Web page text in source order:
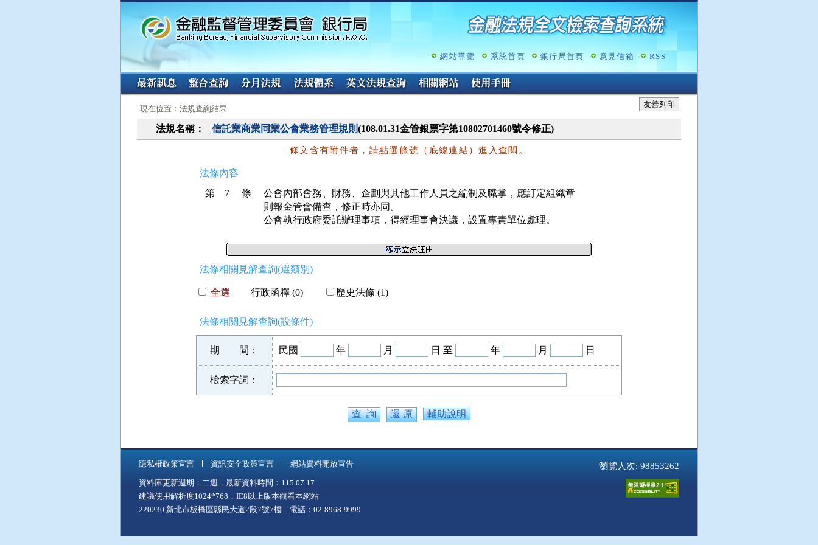
跳
容
網站導覽 系統首頁 銀行局首頁 意見信箱 RSS
:::
現在位置：法規查詢結果 友善列印
法規名稱： 信託業商業同業公會業務管理規則(108.01.31金管銀票字第10802701460號令修正)
條文含有附件者，請點選條號（底線連結）進入查閱。
法條內容
第 7 條
公會內部會務、財務、企劃與其他工作人員之編制及職掌，應訂定組織章
則報金管會備查，修正時亦同。
公會執行政府委託辦理事項，得經理事會決議，設置專責單位處理。
法條相關見解查詢(選類別)
全選 行政函釋 (0) 歷史法條 (1)
法條相關見解查詢(設條件)
期 間： 民國 年 月 日 至 年 月 日
檢索字詞：
輔助說明
隱私權政策宣言 資訊安全政策宣言 網站資料開放宣告 瀏覽人次: 98853262
資料庫更新週期：二週，最新資料時間：115.07.17
建議使用解析度1024*768，IE8以上版本觀看本網站
220230 新北市板橋區縣民大道2段7號7樓 電話：02-8968-9999